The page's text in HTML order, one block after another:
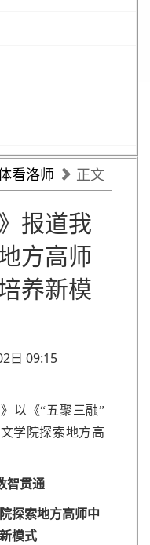
看洛师 正文
报道我
方高师
养新模
日 09:15
以《“五聚三融”
学院探索地方高
智贯通
探索地方高师中
模式